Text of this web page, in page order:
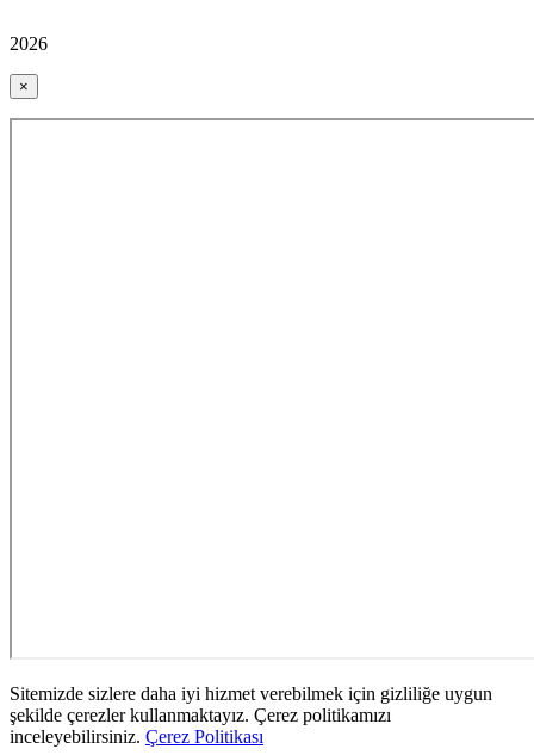
2026
×
Sitemizde sizlere daha iyi hizmet verebilmek için gizliliğe uygun
şekilde çerezler kullanmaktayız. Çerez politikamızı
inceleyebilirsiniz. Çerez Politikası